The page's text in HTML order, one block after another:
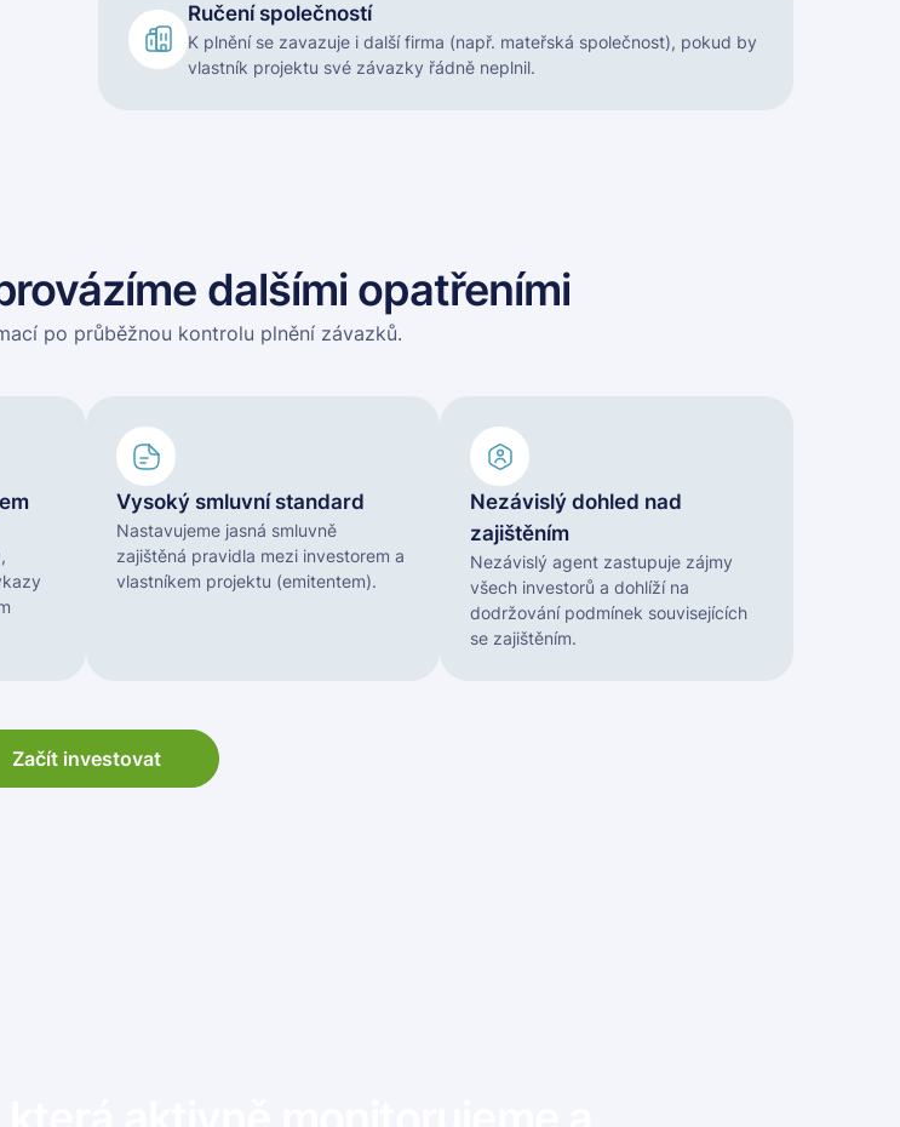
Ručení společností
K plnění se zavazuje i další firma (např. mateřská společnost), pokud by
vlastník projektu své závazky řádně neplnil.
dalšími opatřeními
po průběžnou kontrolu plnění závazků.
Vysoký smluvní standard
Nastavujeme jasná smluvně
zajištěná pravidla mezi investorem a
vlastníkem projektu (emitentem).
Nezávislý dohled nad
zajištěním
Nezávislý agent zastupuje zájmy
všech investorů a dohlíží na
dodržování podmínek souvisejících
se zajištěním.
Začít investovat